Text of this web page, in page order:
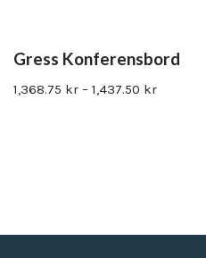
Gress Konferensbord
1,368.75 kr – 1,437.50 kr